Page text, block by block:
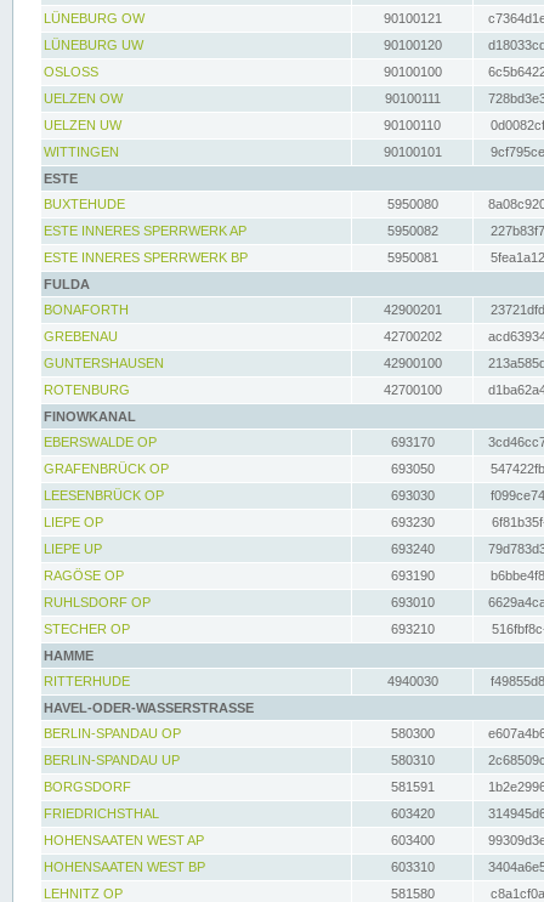
LÜNEBURG OW
90100121
LÜNEBURG UW
90100120
OSLOSS
90100100
UELZEN OW
90100111
UELZEN UW
90100110
WITTINGEN
90100101
ESTE
BUXTEHUDE
5950080
ESTE INNERES SPERRWERK AP
5950082
ESTE INNERES SPERRWERK BP
5950081
FULDA
BONAFORTH
42900201
GREBENAU
42700202
GUNTERSHAUSEN
42900100
ROTENBURG
42700100
FINOWKANAL
EBERSWALDE OP
693170
GRAFENBRÜCK OP
693050
LEESENBRÜCK OP
693030
LIEPE OP
693230
LIEPE UP
693240
RAGÖSE OP
693190
RUHLSDORF OP
693010
STECHER OP
693210
HAMME
RITTERHUDE
4940030
HAVEL-ODER-WASSERSTRASSE
BERLIN-SPANDAU OP
580300
BERLIN-SPANDAU UP
580310
BORGSDORF
581591
FRIEDRICHSTHAL
603420
HOHENSAATEN WEST AP
603400
HOHENSAATEN WEST BP
603310
LEHNITZ OP
581580